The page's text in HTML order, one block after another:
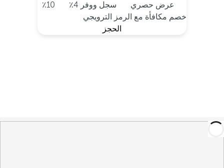
عرض حصري سجل ووفر 4٪
10٪
خصم مكافأة مع الرمز الترويجي
الحجز